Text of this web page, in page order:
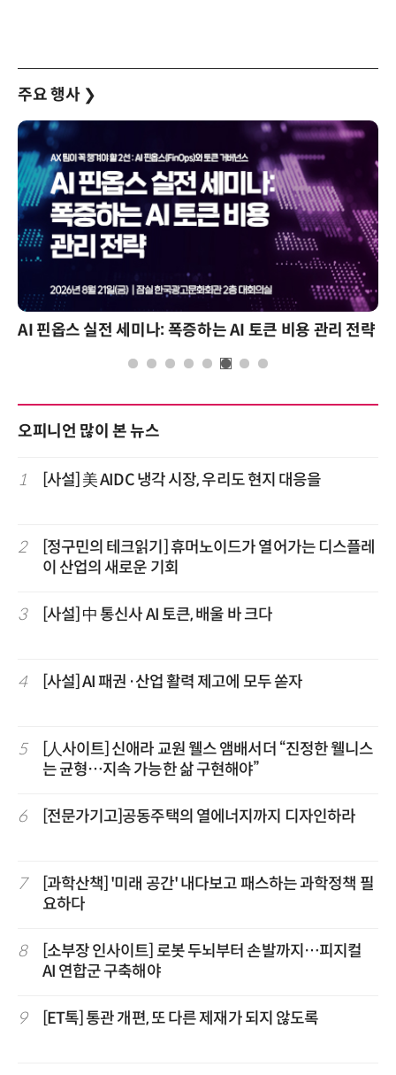
주요 행사 ❯
AI 핀옵스 실전 세미나: 폭증하는 AI 토큰 비용 관리 전략
오피니언 많이 본 뉴스
1 [사설] 美 AIDC 냉각 시장, 우리도 현지 대응을
2
[정구민의 테크읽기] 휴머노이드가 열어가는 디스플레
이 산업의 새로운 기회
3 [사설] 中 통신사 AI 토큰, 배울 바 크다
4 [사설] AI 패권·산업 활력 제고에 모두 쏟자
5
[人사이트] 신애라 교원 웰스 앰배서더 “진정한 웰니스
는 균형…지속 가능한 삶 구현해야”
6 [전문가기고]공동주택의 열에너지까지 디자인하라
7
[과학산책] '미래 공간' 내다보고 패스하는 과학정책 필
요하다
8
[소부장 인사이트] 로봇 두뇌부터 손발까지…피지컬
AI 연합군 구축해야
9 [ET톡] 통관 개편, 또 다른 제재가 되지 않도록